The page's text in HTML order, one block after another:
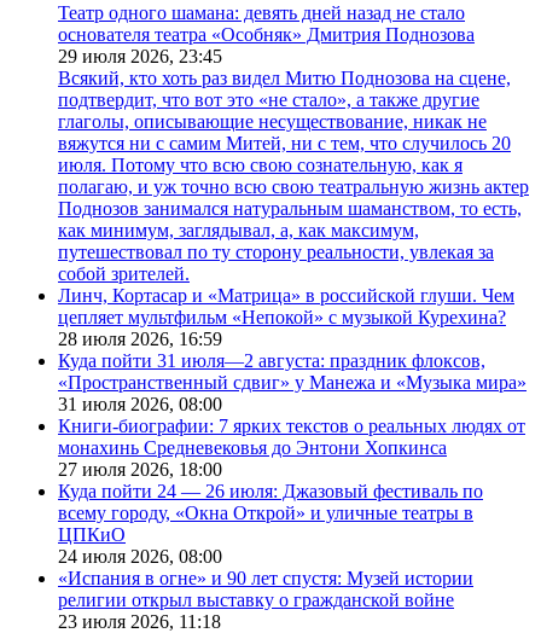
Театр одного шамана: девять дней назад не стало
основателя театра «Особняк» Дмитрия Поднозова
29 июля 2026, 23:45
Всякий, кто хоть раз видел Митю Поднозова на сцене,
подтвердит, что вот это «не стало», а также другие
глаголы, описывающие несуществование, никак не
вяжутся ни с самим Митей, ни с тем, что случилось 20
июля. Потому что всю свою сознательную, как я
полагаю, и уж точно всю свою театральную жизнь актер
Поднозов занимался натуральным шаманством, то есть,
как минимум, заглядывал, а, как максимум,
путешествовал по ту сторону реальности, увлекая за
собой зрителей.
Линч, Кортасар и «Матрица» в российской глуши. Чем
цепляет мультфильм «Непокой» с музыкой Курехина?
28 июля 2026, 16:59
Куда пойти 31 июля—2 августа: праздник флоксов,
«Пространственный сдвиг» у Манежа и «Музыка мира»
31 июля 2026, 08:00
Книги-биографии: 7 ярких текстов о реальных людях от
монахинь Средневековья до Энтони Хопкинса
27 июля 2026, 18:00
Куда пойти 24 — 26 июля: Джазовый фестиваль по
всему городу, «Окна Открой» и уличные театры в
ЦПКиО
24 июля 2026, 08:00
«Испания в огне» и 90 лет спустя: Музей истории
религии открыл выставку о гражданской войне
23 июля 2026, 11:18